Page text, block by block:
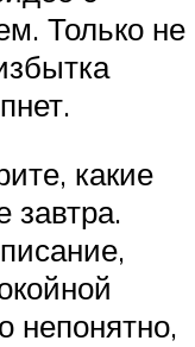
Только не
какие
завтра.
непонятно,